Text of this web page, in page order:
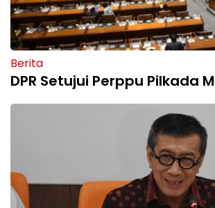
Berita
DPR Setujui Perppu Pilkada